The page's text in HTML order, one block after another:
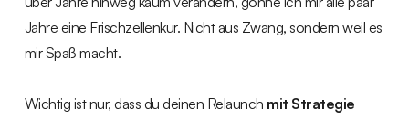
Jahre eine Frischzellenkur. Nicht aus Zwang, sondern weil es
mir Spaß macht.
Wichtig ist nur, dass du deinen Relaunch mit Strategie